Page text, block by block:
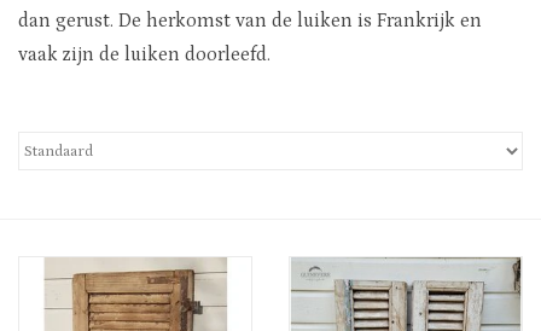
Uitverkocht
dan gerust. De herkomst van de luiken is Frankrijk en
vaak zijn de luiken doorleefd.